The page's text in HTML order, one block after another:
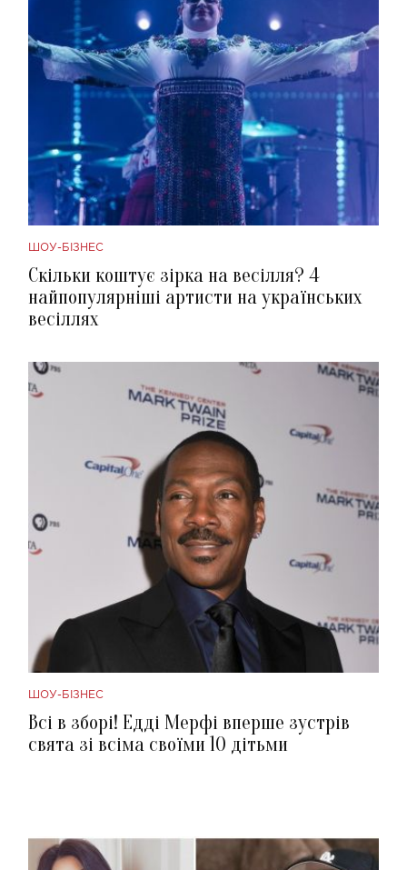
ШОУ-БІЗНЕС
Скільки коштує зірка на весілля? 4
найпопулярніші артисти на українських
весіллях
ШОУ-БІЗНЕС
Всі в зборі! Едді Мерфі вперше зустрів
свята зі всіма своїми 10 дітьми